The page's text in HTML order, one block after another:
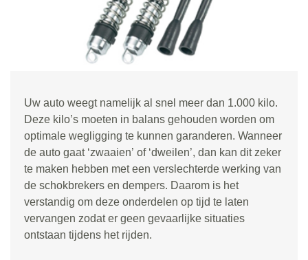
Uw auto weegt namelijk al snel meer dan 1.000 kilo.
Deze kilo’s moeten in balans gehouden worden om
optimale wegligging te kunnen garanderen. Wanneer
de auto gaat ‘zwaaien’ of ‘dweilen’, dan kan dit zeker
te maken hebben met een verslechterde werking van
de schokbrekers en dempers. Daarom is het
verstandig om deze onderdelen op tijd te laten
vervangen zodat er geen gevaarlijke situaties
ontstaan tijdens het rijden.